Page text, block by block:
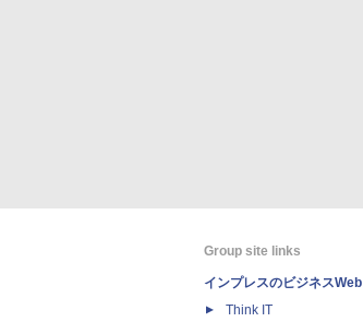
Group site links
インプレスのビジネスWeb
Think IT